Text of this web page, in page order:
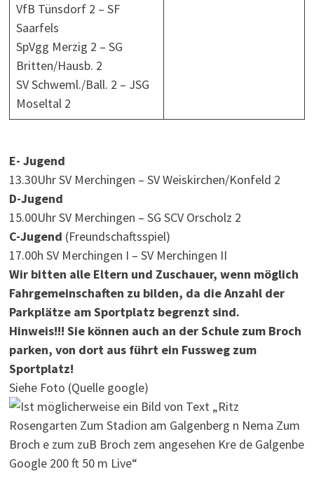
VfB Tünsdorf 2 – SF
Saarfels
SpVgg Merzig 2 – SG
Britten/Hausb. 2
SV Schweml./Ball. 2 – JSG
Moseltal 2
E- Jugend
13.30Uhr SV Merchingen – SV Weiskirchen/Konfeld 2
D-Jugend
15.00Uhr SV Merchingen – SG SCV Orscholz 2
C-Jugend (Freundschaftsspiel)
17.00h SV Merchingen I – SV Merchingen II
Wir bitten alle Eltern und Zuschauer, wenn möglich
Fahrgemeinschaften zu bilden, da die Anzahl der
Parkplätze am Sportplatz begrenzt sind.
Hinweis!!! Sie können auch an der Schule zum Broch
parken, von dort aus führt ein Fussweg zum
Sportplatz!
Siehe Foto (Quelle google)